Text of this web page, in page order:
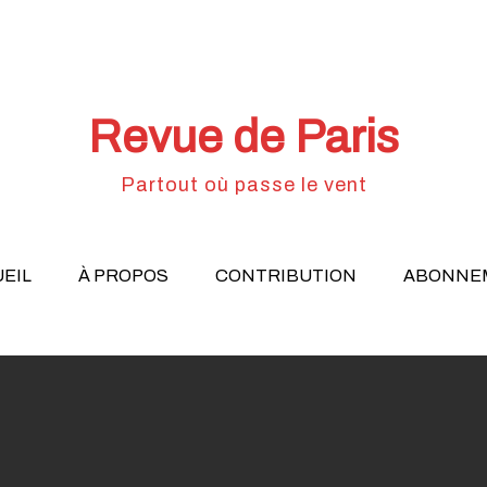
Revue de Paris
Partout où passe le vent
À PROPOS CONTRIBUTION